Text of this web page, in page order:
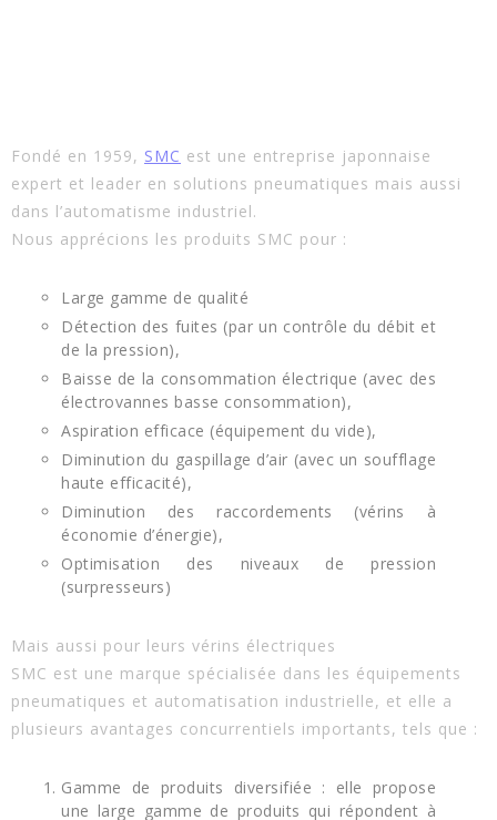
Fondé en 1959, SMC est une entreprise japonnaise
expert et leader en solutions pneumatiques mais aussi
dans l’automatisme industriel.
Nous apprécions les produits SMC pour :
Large gamme de qualité
Détection des fuites (par un contrôle du débit et
de la pression),
Baisse de la consommation électrique (avec des
électrovannes basse consommation),
Aspiration efficace (équipement du vide),
Diminution du gaspillage d’air (avec un soufflage
haute efficacité),
Diminution des raccordements (vérins à
économie d’énergie),
Optimisation des niveaux de pression
(surpresseurs)
Mais aussi pour leurs vérins électriques
SMC est une marque spécialisée dans les équipements
pneumatiques et automatisation industrielle, et elle a
plusieurs avantages concurrentiels importants, tels que :
Gamme de produits diversifiée : elle propose
une large gamme de produits qui répondent à